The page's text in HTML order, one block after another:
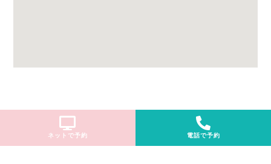
ネットで予約 電話で予約